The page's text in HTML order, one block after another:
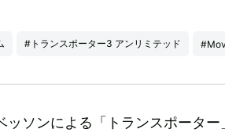
#トランスポーター3 アンリミテッド
ッソンによる「トランスポータ